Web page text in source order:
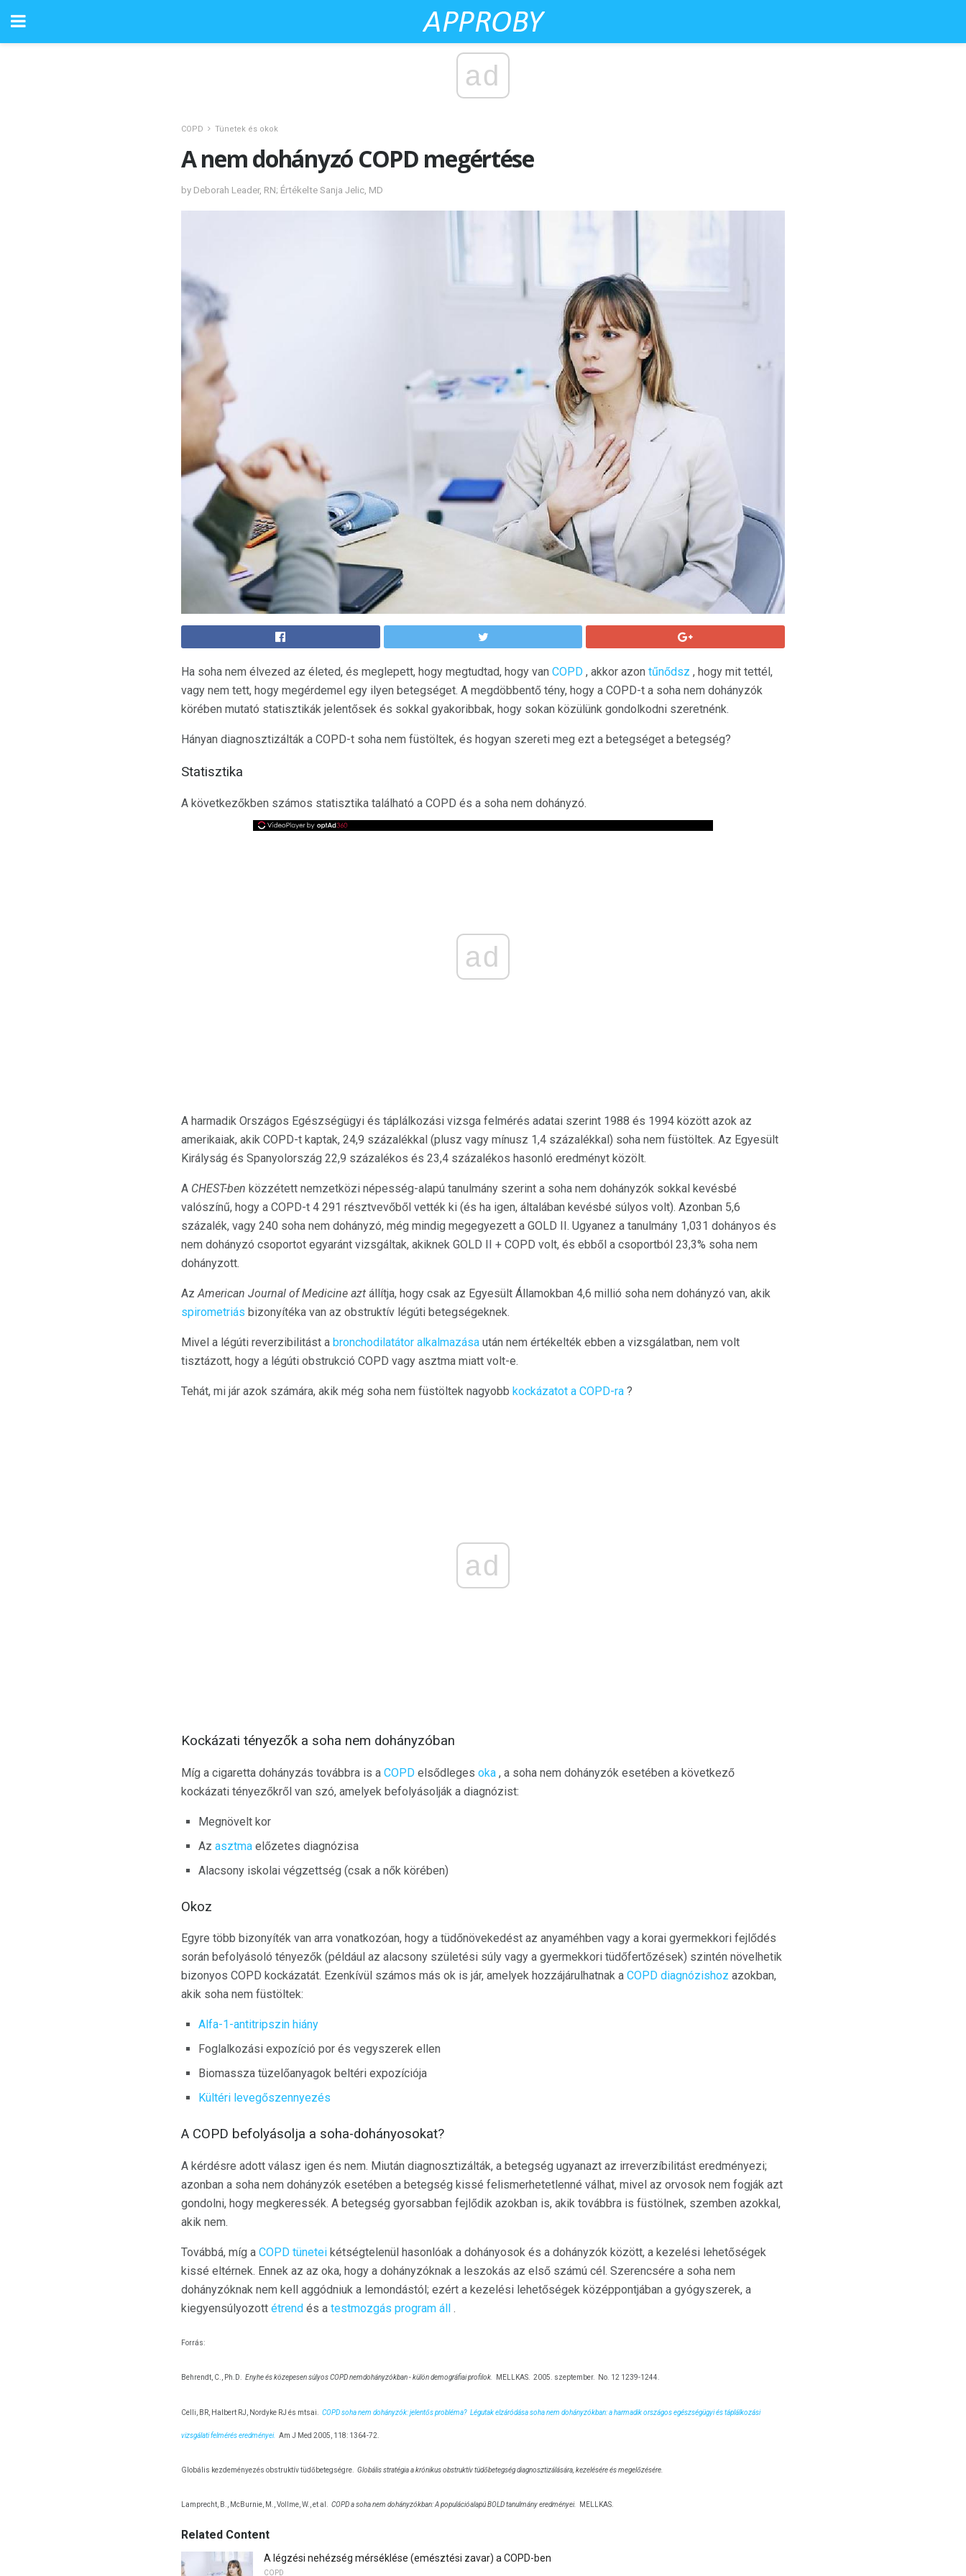
ad
COPD Tünetek és okok
A nem dohányzó COPD megértése
by Deborah Leader, RN; Értékelte Sanja Jelic, MD
Ha soha nem élvezed az életed, és meglepett, hogy megtudtad, hogy van COPD , akkor azon tűnődsz , hogy mit tettél,
vagy nem tett, hogy megérdemel egy ilyen betegséget. A megdöbbentő tény, hogy a COPD-t a soha nem dohányzók
körében mutató statisztikák jelentősek és sokkal gyakoribbak, hogy sokan közülünk gondolkodni szeretnénk.
Hányan diagnosztizálták a COPD-t soha nem füstöltek, és hogyan szereti meg ezt a betegséget a betegség?
Statisztika
A következőkben számos statisztika található a COPD és a soha nem dohányzó.
ad
A harmadik Országos Egészségügyi és táplálkozási vizsga felmérés adatai szerint 1988 és 1994 között azok az
amerikaiak, akik COPD-t kaptak, 24,9 százalékkal (plusz vagy mínusz 1,4 százalékkal) soha nem füstöltek. Az Egyesült
Királyság és Spanyolország 22,9 százalékos és 23,4 százalékos hasonló eredményt közölt.
A CHEST-ben közzétett nemzetközi népesség-alapú tanulmány szerint a soha nem dohányzók sokkal kevésbé
valószínű, hogy a COPD-t 4 291 résztvevőből vették ki (és ha igen, általában kevésbé súlyos volt). Azonban 5,6
százalék, vagy 240 soha nem dohányzó, még mindig megegyezett a GOLD II. Ugyanez a tanulmány 1,031 dohányos és
nem dohányzó csoportot egyaránt vizsgáltak, akiknek GOLD II + COPD volt, és ebből a csoportból 23,3% soha nem
dohányzott.
AzAmerican Journal of Medicine azt állítja, hogy csak az Egyesült Államokban 4,6 millió soha nem dohányzó van, akik
spirometriás bizonyítéka van az obstruktív légúti betegségeknek.
Mivel a légúti reverzibilitást a bronchodilatátor alkalmazása után nem értékelték ebben a vizsgálatban, nem volt
tisztázott, hogy a légúti obstrukció COPD vagy asztma miatt volt-e.
Tehát, mi jár azok számára, akik még soha nem füstöltek nagyobb kockázatot a COPD-ra ?
ad
Kockázati tényezők a soha nem dohányzóban
Míg a cigaretta dohányzás továbbra is a COPD elsődleges oka , a soha nem dohányzók esetében a következő
kockázati tényezőkről van szó, amelyek befolyásolják a diagnózist:
Megnövelt kor
Az asztma előzetes diagnózisa
Alacsony iskolai végzettség (csak a nők körében)
Okoz
Egyre több bizonyíték van arra vonatkozóan, hogy a tüdőnövekedést az anyaméhben vagy a korai gyermekkori fejlődés
során befolyásoló tényezők (például az alacsony születési súly vagy a gyermekkori tüdőfertőzések) szintén növelhetik
bizonyos COPD kockázatát. Ezenkívül számos más ok is jár, amelyek hozzájárulhatnak a COPD diagnózishoz azokban,
akik soha nem füstöltek:
Alfa-1-antitripszin hiány
Foglalkozási expozíció por és vegyszerek ellen
Biomassza tüzelőanyagok beltéri expozíciója
Kültéri levegőszennyezés
A COPD befolyásolja a soha-dohányosokat?
A kérdésre adott válasz igen és nem. Miután diagnosztizálták, a betegség ugyanazt az irreverzíbilitást eredményezi;
azonban a soha nem dohányzók esetében a betegség kissé felismerhetetlenné válhat, mivel az orvosok nem fogják azt
gondolni, hogy megkeressék. A betegség gyorsabban fejlődik azokban is, akik továbbra is füstölnek, szemben azokkal,
akik nem.
Továbbá, míg a COPD tünetei kétségtelenül hasonlóak a dohányosok és a dohányzók között, a kezelési lehetőségek
kissé eltérnek. Ennek az az oka, hogy a dohányzóknak a leszokás az első számú cél. Szerencsére a soha nem
dohányzóknak nem kell aggódniuk a lemondástól; ezért a kezelési lehetőségek középpontjában a gyógyszerek, a
kiegyensúlyozott étrend és a testmozgás program áll .
Forrás:
Behrendt, C., Ph.D. Enyhe és közepesen súlyos COPD nemdohányzókban - külön demográfiai profilok. MELLKAS. 2005. szeptember. No. 12 1239-1244.
Celli, BR, Halbert RJ, Nordyke RJ és mtsai. COPD soha nem dohányzók: jelentős probléma? Légutak elzáródása soha nem dohányzókban: a harmadik országos egészségügyi és táplálkozási
vizsgálati felmérés eredményei. Am J Med 2005, 118: 1364-72.
Globális kezdeményezés obstruktív tüdőbetegségre. Globális stratégia a krónikus obstruktív tüdőbetegség diagnosztizálására, kezelésére és megelőzésére.
Lamprecht, B., McBurnie, M., Vollme, W., et al. COPD a soha nem dohányzókban: A populációalapú BOLD tanulmány eredményei. MELLKAS.
Related Content
A légzési nehézség mérséklése (emésztési zavar) a COPD-ben
COPD